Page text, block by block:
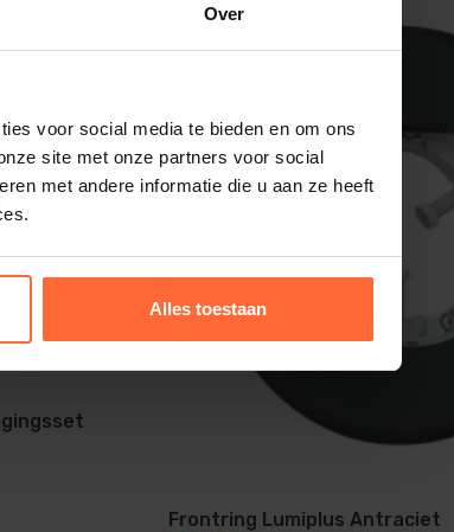
Over
voor social media te bieden en om ons
site met onze partners voor social
met andere informatie die u aan ze heeft
Alles toestaan
Frontring Lumiplus Antraciet